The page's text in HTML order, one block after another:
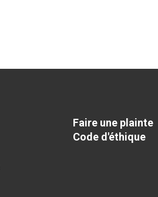
Faire une plainte
Code d'éthique